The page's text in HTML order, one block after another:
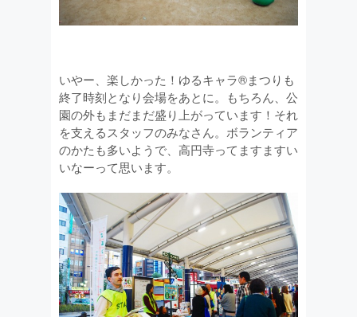
いやー、楽しかった！ゆるキャラ®まつりも
終了時刻となり会場をあとに。もちろん、公
園の外もまだまだ盛り上がっています！それ
を支えるスタッフのみなさん。ボランティア
のかたも多いようで、高円寺ってますますい
いなーって思います。